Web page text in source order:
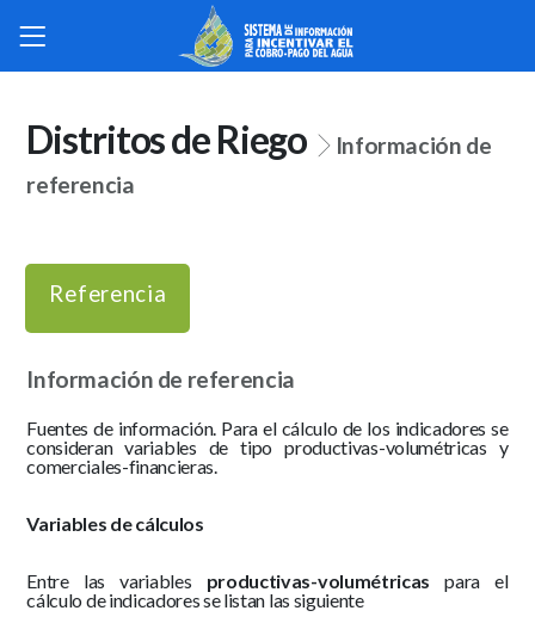
Distritos de Riego
Información de
referencia
Referencia
Información de referencia
Fuentes de información. Para el cálculo de los indicadores se
consideran variables de tipo productivas-volumétricas y
comerciales-financieras.
Variables de cálculos
Entre las variables productivas-volumétricas para el
cálculo de indicadores se listan las siguiente